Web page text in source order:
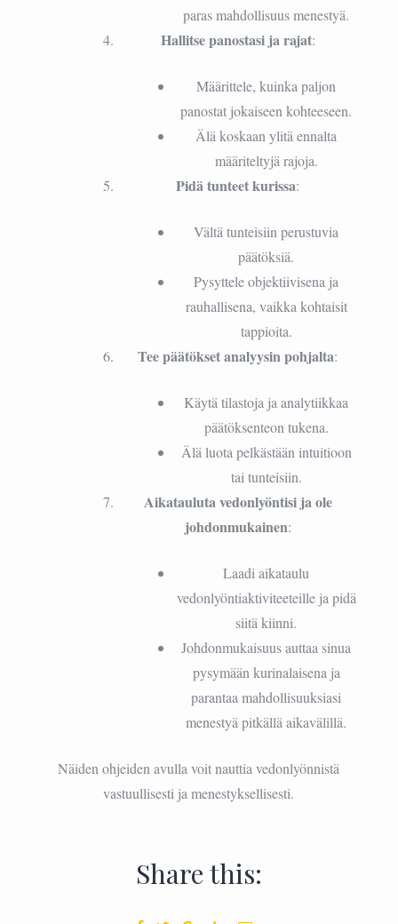
paras mahdollisuus menestyä.
Hallitse panostasi ja rajat:
Määrittele, kuinka paljon
panostat jokaiseen kohteeseen.
Älä koskaan ylitä ennalta
määriteltyjä rajoja.
Pidä tunteet kurissa:
Vältä tunteisiin perustuvia
päätöksiä.
Pysyttele objektiivisena ja
rauhallisena, vaikka kohtaisit
tappioita.
Tee päätökset analyysin pohjalta:
Käytä tilastoja ja analytiikkaa
päätöksenteon tukena.
Älä luota pelkästään intuitioon
tai tunteisiin.
Aikatauluta vedonlyöntisi ja ole
johdonmukainen:
Laadi aikataulu
vedonlyöntiaktiviteeteille ja pidä
siitä kiinni.
Johdonmukaisuus auttaa sinua
pysymään kurinalaisena ja
parantaa mahdollisuuksiasi
menestyä pitkällä aikavälillä.
Näiden ohjeiden avulla voit nauttia vedonlyönnistä
vastuullisesti ja menestyksellisesti.
Share this: